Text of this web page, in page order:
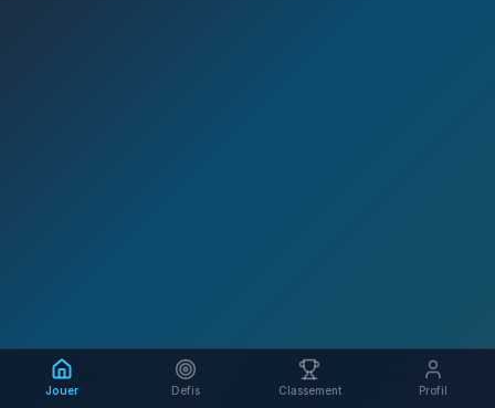
Jouer Defis Classement Profil